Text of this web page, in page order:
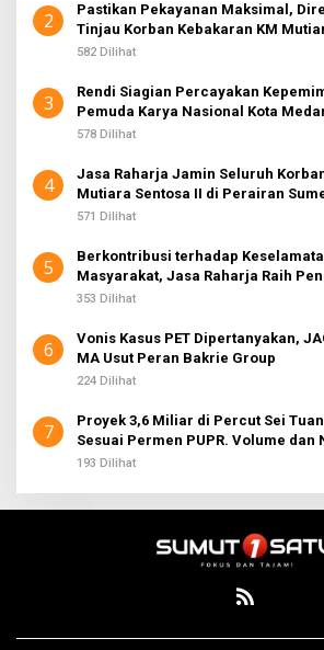
2
Pastikan Pekayanan Maksimal,
Tinjau Korban Kebakaran KM
582 Dilihat
3
Rendi Siagian Percayakan
Pemuda Karya Nasional Kota
Sembiring
578 Dilihat
4
Jasa Raharja Jamin Seluruh
Mutiara Sentosa II di Perairan
571 Dilihat
5
Berkontribusi terhadap
Masyarakat, Jasa Raharja Raih
Transportasi Indonesia Awards
353 Dilihat
6
Vonis Kasus PET Dipertanyakan,
MA Usut Peran Bakrie Group
224 Dilihat
7
Proyek 3,6 Miliar di Percut Sei
Sesuai Permen PUPR. Volume dan
Tidak Tercantum di Papan Informasi
193 Dilihat